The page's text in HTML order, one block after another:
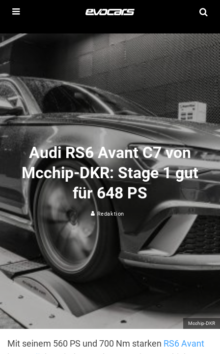
Mcchip-DKR
Audi RS6 Avant C7 von
Mcchip-DKR: Stage 1 gut
für 648 PS
Redaktion
Mit seinem 560 PS und 700 Nm starken RS6 Avant